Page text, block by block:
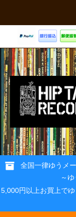
全国一律ゆうメ
～
5,000円以上お買上で